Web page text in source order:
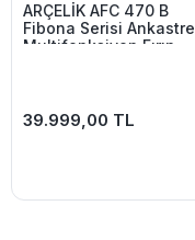
ARÇELİK AFC 470 B
Fibona Serisi Ankastre
Multifonksiyon Fırın
39.999,00 TL